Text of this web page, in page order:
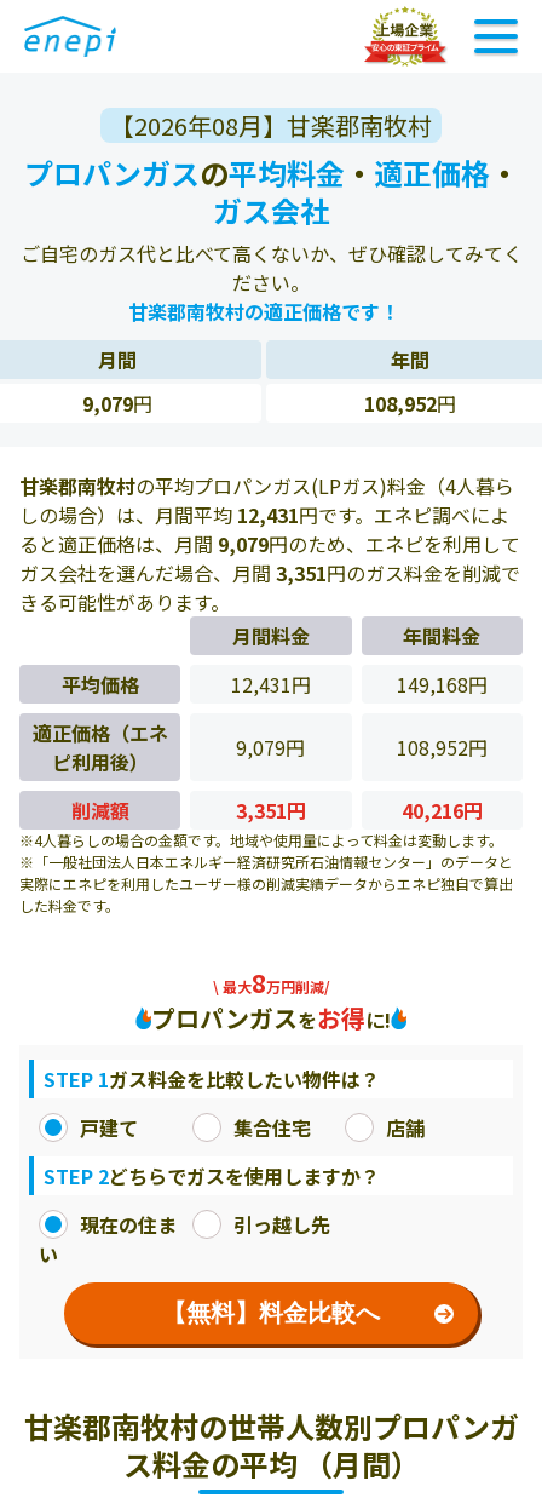
【2026年08月】甘楽郡南牧村
プロパンガスの平均料金 ・ 適正価格 ・
ガス会社
ご自宅のガス代と比べて高くないか、ぜひ確認してみてく
ださい。
甘楽郡南牧村の適正価格です！
月間
年間
9,079円 108,952円
甘楽郡南牧村の平均プロパンガス(LPガス)料金（4人暮ら
しの場合）は、月間平均 12,431円です。エネピ調べによ
ると適正価格は、月間 9,079円のため、エネピを利用して
ガス会社を選んだ場合、月間 3,351円のガス料金を削減で
きる可能性があります。
月間料金
年間料金
平均価格
12,431円
149,168円
適正価格（エネ
ピ利用後）
9,079円 108,952円
削減額 3,351円 40,216円
※4人暮らしの場合の金額です。地域や使用量によって料金は変動します。
※「一般社団法人日本エネルギー経済研究所石油情報センター」のデータと
実際にエネピを利用したユーザー様の削減実績データからエネピ独自で算出
した料金です。
\ 最大8万円削減/
プロパンガスをお得に!
STEP 1ガス料金を比較したい物件は？
戸建て
集合住宅
店舗
STEP 2どちらでガスを使用しますか？
現在の住ま
い
引っ越し先
【無料】料金比較へ
甘楽郡南牧村の世帯人数別プロパンガ
ス料金の平均 （月間）